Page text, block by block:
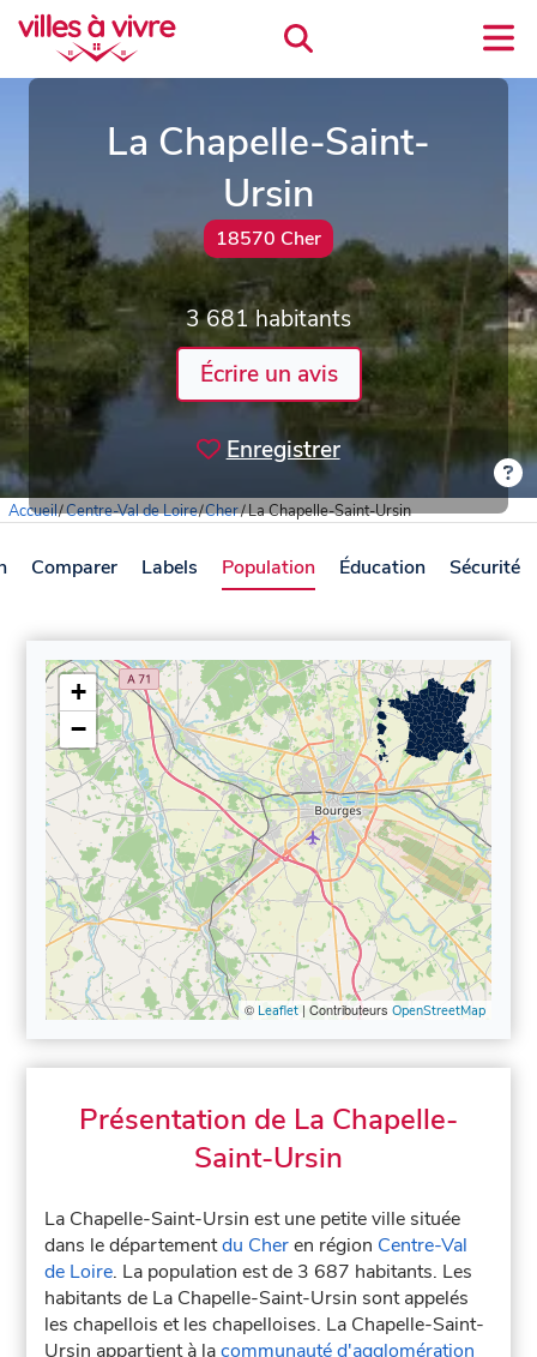
La Chapelle-Saint-
Ursin
18570 Cher
3 681 habitants
Écrire un avis
Enregistrer
Accueil/Centre-Val de Loire/Cher/La Chapelle-Saint-Ursin
Comparer Labels Population Éducation Sécurité
+
−
© Leaflet| Contributeurs OpenStreetMap
Présentation de La Chapelle-
Saint-Ursin
La Chapelle-Saint-Ursin est une petite ville située
dans le départementdu Cheren région Centre-Val
de Loire. La population est de 3 687 habitants. Les
habitants de La Chapelle-Saint-Ursin sont appelés
les chapellois et les chapelloises. La Chapelle-Saint-
Ursin appartient à lacommunauté d'agglomération